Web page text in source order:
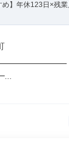
め】年休123日×残
【